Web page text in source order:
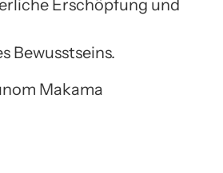
Erschöpfung und
Bewusstseins.
Makama